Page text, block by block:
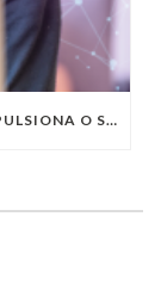
DESCUBRA COMO A OBSERVABILITY IMPULSIONA O SUCESSO DO SEU NEGÓCIO